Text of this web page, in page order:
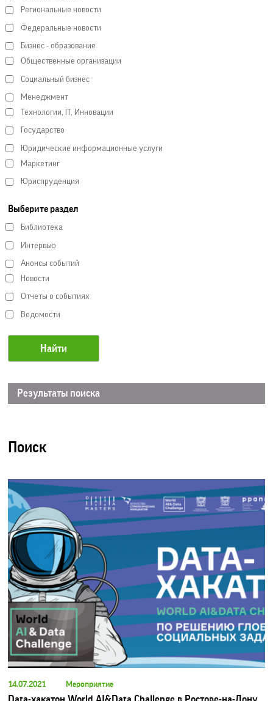
Региональные новости
Федеральные новости
Бизнес - образование
Общественные организации
Социальный бизнес
Менеджмент
Технологии, IT, Инновации
Государство
Юридические информационные услуги
Маркетинг
Юриспруденция
Выберите раздел
Библиотека
Интервью
Анонсы событий
Новости
Отчеты о событиях
Ведомости
Результаты поиска
Поиск
14.07.2021 Мероприятие